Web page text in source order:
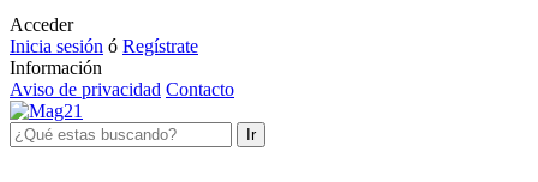
Acceder
Inicia sesión ó Regístrate
Información
Aviso de privacidad Contacto
Ir